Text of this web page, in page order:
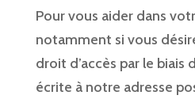
Pour vous aider dans
notamment si vous
droit d’accès par le biais
écrite à notre adresse